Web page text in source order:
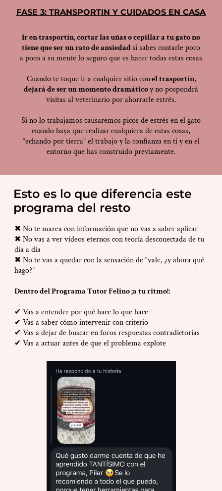
FASE 3: TRANSPORTIN Y CUIDADOS EN CASA
Ir en trasportín, cortar las uñas o cepillar a tu gato no
tiene que ser un rato de ansiedadsi sabes contarle poco
a poco a su mente lo seguro que es hacer todas estas cosas
Cuando te toque ir a cualquier sitio conel trasportín,
dejará de ser un momento dramáticoy no pospondrá
visitas al veterinario por ahorrarle estrés.
Si no lo trabajamos causaremos picos de estrés en el gato
cuando haya que realizar cualquiera de estas cosas,
“echando por tierra” el trabajo y la confianza en ti y en el
entorno que has construido previamente.
Esto es lo que diferencia este
programa del resto
✖ No te marea con información que no vas a saber aplicar
✖ No vas a ver vídeos eternos con teoría desconectada de tu
día a día
✖ No te vas a quedar con la sensación de “vale, ¿y ahora qué
hago?”
Dentro del Programa Tutor Felino ¡a tu ritmo!:
✔ Vas a entender por qué hace lo que hace
✔ Vas a saber cómo intervenir con criterio
✔ Vas a dejar de buscar en foros respuestas contradictorias
✔ Vas a actuar antes de que el problema explote